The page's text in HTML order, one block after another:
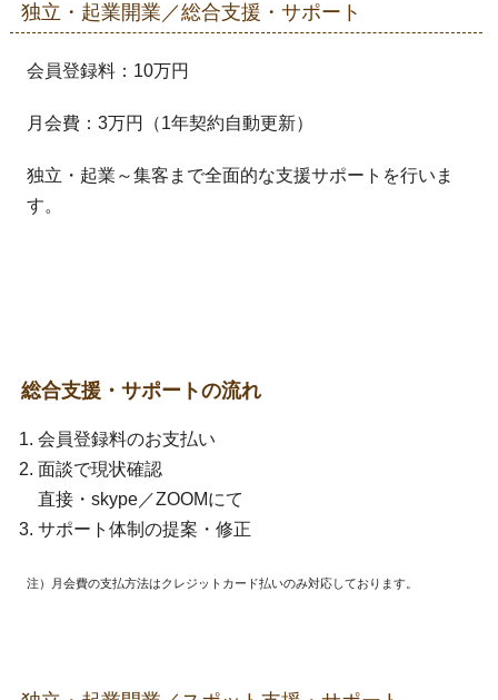
独立・起業開業／総合支援・サポート
会員登録料：10万円
月会費：3万円（1年契約自動更新）
独立・起業～集客まで全面的な支援サポートを行いま
す。
総合支援・サポートの流れ
会員登録料のお支払い
面談で現状確認
直接・skype／ZOOMにて
サポート体制の提案・修正
注）月会費の支払方法はクレジットカード払いのみ対応しております。